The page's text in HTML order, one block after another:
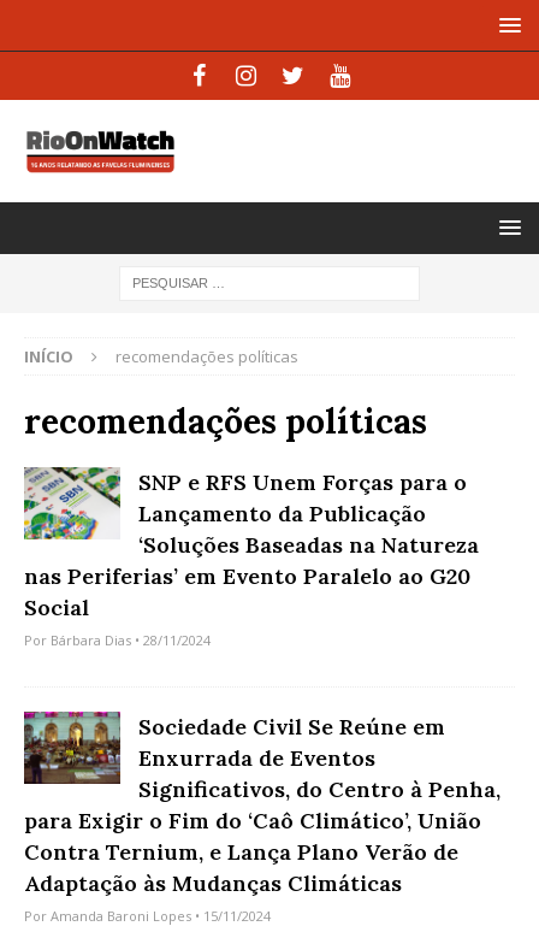
INÍCIO recomendações políticas
recomendações políticas
SNP e RFS Unem Forças para o
Lançamento da Publicação
‘Soluções Baseadas na Natureza
nas Periferias’ em Evento Paralelo ao G20
Social
Por Bárbara Dias • 28/11/2024
Sociedade Civil Se Reúne em
Enxurrada de Eventos
Significativos, do Centro à Penha,
para Exigir o Fim do ‘Caô Climático’, União
Contra Ternium, e Lança Plano Verão de
Adaptação às Mudanças Climáticas
Por Amanda Baroni Lopes • 15/11/2024